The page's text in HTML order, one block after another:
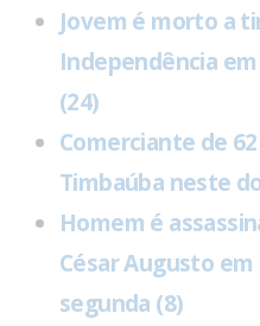
Jovem é morto a
Independência
(24)
Comerciante de
Timbaúba neste
Homem é
César Augusto
segunda (8)